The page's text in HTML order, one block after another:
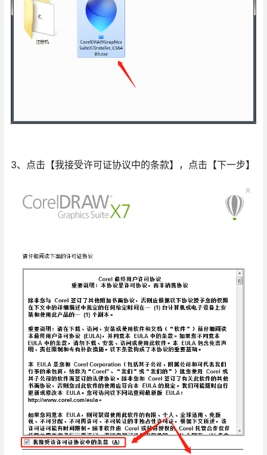
3、点击【我接受许可证协议中的条款】，点击【下一步】